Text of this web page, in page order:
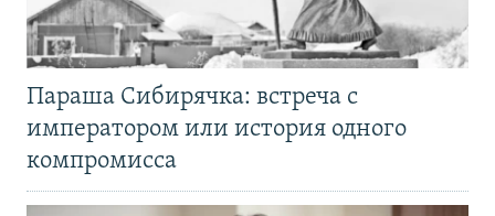
Параша Сибирячка: встреча с
императором или история одного
компромисса